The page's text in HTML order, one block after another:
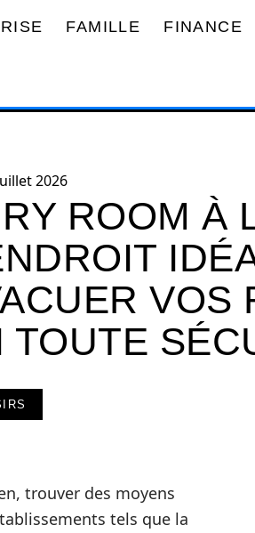
FAMILLE FINANCE
2026
ROOM À
VOS
TOUTE
trouver des moyens
tels que la